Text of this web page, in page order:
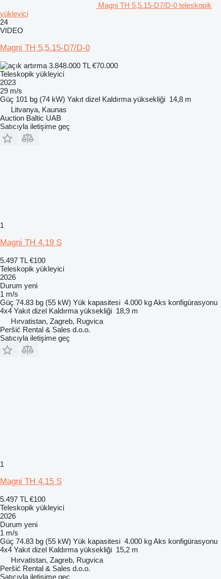
Magni TH 5,5.15-D7/D-0 teleskopik
yükleyici
24
VIDEO
Magni TH 5,5.15-D7/D-0
3.848.000 TL€70.000
Teleskopik yükleyici
2023
29 m/s
Güç 101 bg (74 kW) Yakıt dizel Kaldırma yüksekliği 14,8 m
Litvanya, Kaunas
Auction Baltic UAB
Satıcıyla iletişime geç
1
Magni TH 4.19 S
5.497 TL €100
Teleskopik yükleyici
2026
Durum yeni
1 m/s
Güç 74.83 bg (55 kW) Yük kapasitesi 4.000 kgAks konfigürasyonu
4x4 Yakıt dizel Kaldırma yüksekliği 18,9 m
Hırvatistan, Zagreb, Rugvica
Peršić Rental & Sales d.o.o.
Satıcıyla iletişime geç
1
Magni TH 4.15 S
5.497 TL €100
Teleskopik yükleyici
2026
Durum yeni
1 m/s
Güç 74.83 bg (55 kW) Yük kapasitesi 4.000 kgAks konfigürasyonu
4x4 Yakıt dizel Kaldırma yüksekliği 15,2 m
Hırvatistan, Zagreb, Rugvica
Peršić Rental & Sales d.o.o.
Satıcıyla iletişime geç